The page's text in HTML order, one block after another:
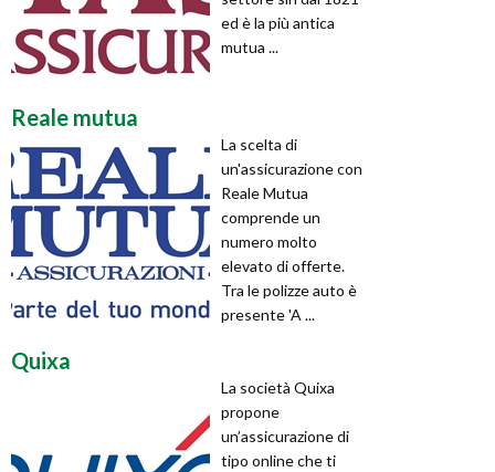
ed è la più antica
mutua ...
Reale mutua
La scelta di
un'assicurazione con
Reale Mutua
comprende un
numero molto
elevato di offerte.
Tra le polizze auto è
presente 'A ...
Quixa
La società Quixa
propone
un’assicurazione di
tipo online che ti